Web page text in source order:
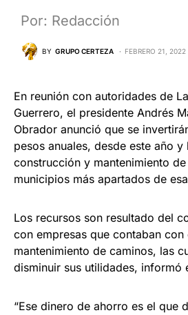
Por: Redacción
BY GRUPO CERTEZA FEBRERO 21, 2022
En reunión con autoridades de
Guerrero, el presidente Andrés
Obrador anunció que se
pesos anuales, desde este año y
construcción y mantenimiento
municipios más apartados de
Los recursos son resultado del
con empresas que contaban
mantenimiento de caminos, las
disminuir sus utilidades, informó
“Ese dinero de ahorro es el que